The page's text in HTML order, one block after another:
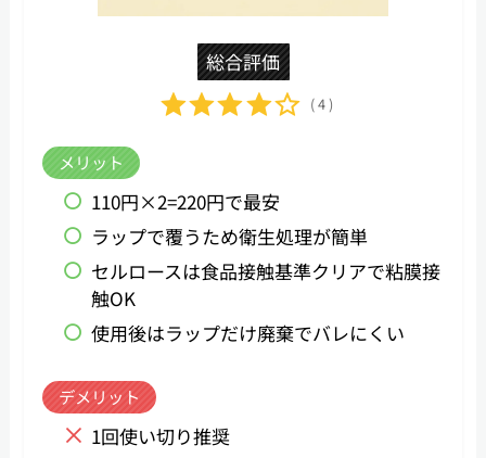
総合評価
( 4 )
メリット
110円×2=220円で最安
ラップで覆うため衛生処理が簡単
セルロースは食品接触基準クリアで粘膜接
触OK
使用後はラップだけ廃棄でバレにくい
デメリット
1回使い切り推奨